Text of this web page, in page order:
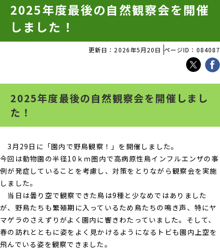
2025年度最後の自然観察会を開催
しました！
更新日：2026年5月20日 ページID：084087
2025年度最後の自然観察会を開催しまし
た！
3月29日に「園内で野鳥観察！」を開催しました。
今回は動物園の半径10ｋｍ圏内で高病原性鳥インフルエンザの事
例が発症していることを考慮し、対策をとりながら観察会を実施
しました。
当日は曇り空で観察できた鳥は9種と少なめではありました
が、野鳥たちも繁殖期に入っているため鳥たちの鳴き声、特にヤ
マゲラのさえずりがよく園内に響きわたっていました。そして、
春の訪れとともに姿をよく見かけるようになるトビも園内上空を
飛んでいる姿を観察できました。